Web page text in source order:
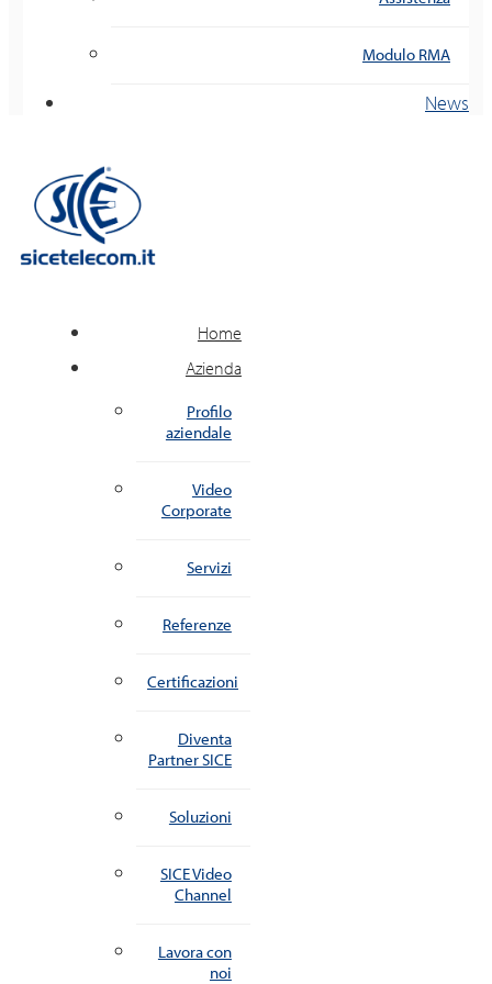
Modulo RMA
News
Home
Azienda
Profilo
aziendale
Video
Corporate
Servizi
Referenze
Certificazioni
Diventa
Partner SICE
Soluzioni
SICE Video
Channel
Lavora con
noi